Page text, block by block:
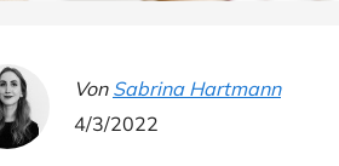
Von Sabrina Hartmann
4/3/2022